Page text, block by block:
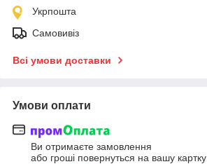
Укрпошта
Самовивіз
Всі умови доставки
Умови оплати
Ви отримаєте замовлення
або гроші повернуться на вашу картку